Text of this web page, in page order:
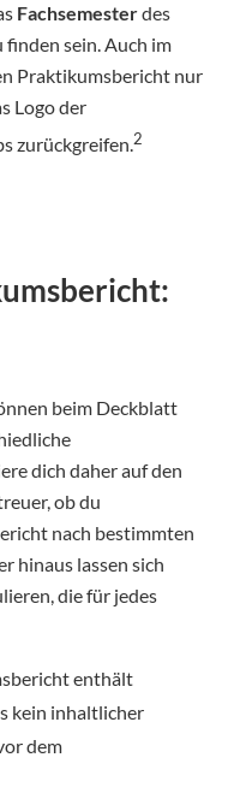
Fachsemesterdes
sein. Auch im
Praktikumsbericht nur
Logo der
zurückgreifen.2
beim Deckblatt
dich daher auf den
ob du
nach bestimmten
hinaus lassen sich
die für jedes
enthält
kein inhaltlicher
dem